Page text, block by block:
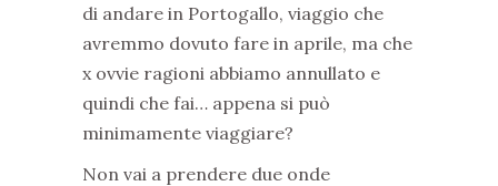
di andare in Portogallo, viaggio che
avremmo dovuto fare in aprile, ma che
x ovvie ragioni abbiamo annullato e
quindi che fai… appena si può
minimamente viaggiare?
Non vai a prendere due onde